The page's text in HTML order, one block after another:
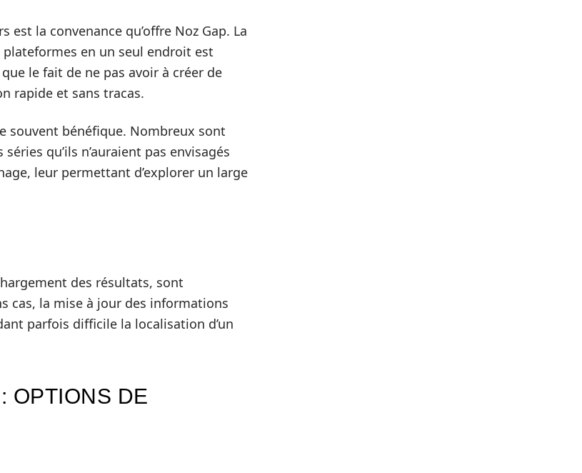
la convenance qu’offre Noz Gap. La
en un seul endroit est
le fait de ne pas avoir à créer de
rapide et sans tracas.
souvent bénéfique. Nombreux sont
qu’ils n’auraient pas envisagés
leur permettant d’explorer un large
des résultats, sont
cas, la mise à jour des informations
parfois difficile la localisation d’un
OPTIONS DE